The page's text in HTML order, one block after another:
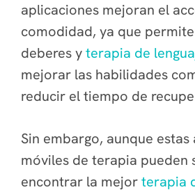
aplicaciones mejoran el
comodidad, ya que
deberes yterapia de
mejorar las habilidades
reducir el tiempo de
Sin embargo, aunque
móviles de terapia pueden
encontrar la mejorterapia